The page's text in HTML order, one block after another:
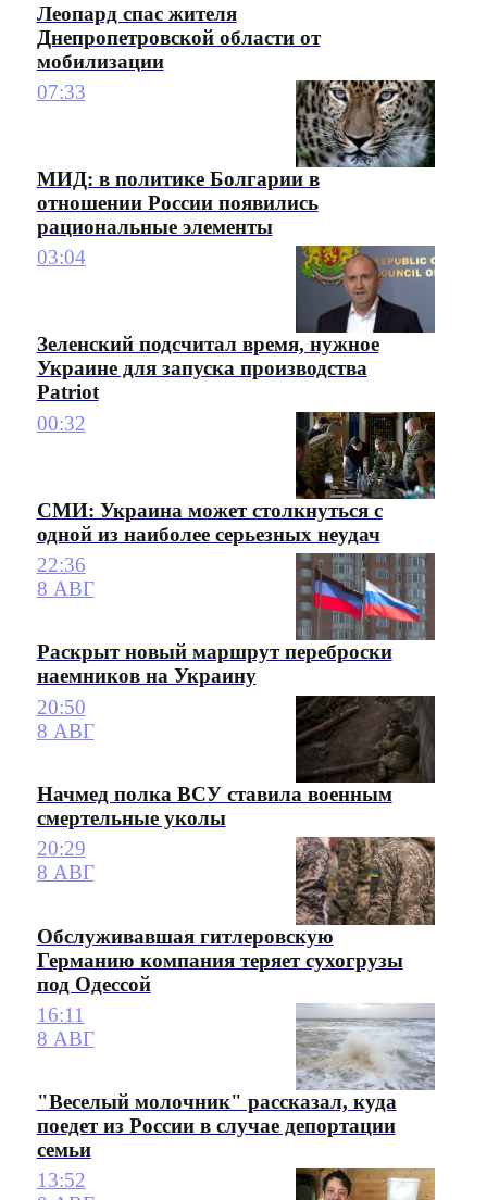
Леопард спас жителя
Днепропетровской области от
мобилизации
07:33
МИД: в политике Болгарии в
отношении России появились
рациональные элементы
03:04
Зеленский подсчитал время, нужное
Украине для запуска производства
Patriot
00:32
СМИ: Украина может столкнуться с
одной из наиболее серьезных неудач
22:36
8 АВГ
Раскрыт новый маршрут переброски
наемников на Украину
20:50
8 АВГ
Начмед полка ВСУ ставила военным
смертельные уколы
20:29
8 АВГ
Обслуживавшая гитлеровскую
Германию компания теряет сухогрузы
под Одессой
16:11
8 АВГ
"Веселый молочник" рассказал, куда
поедет из России в случае депортации
семьи
13:52